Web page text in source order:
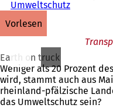
Umweltschutz
vorlesen
Earth on truck
Weniger als 20 Prozent
wird, stammt auch aus
rheinland-pfälzische
das Umweltschutz sein?